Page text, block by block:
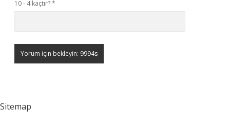
10 - 4 kaçtır?*
Sitemap